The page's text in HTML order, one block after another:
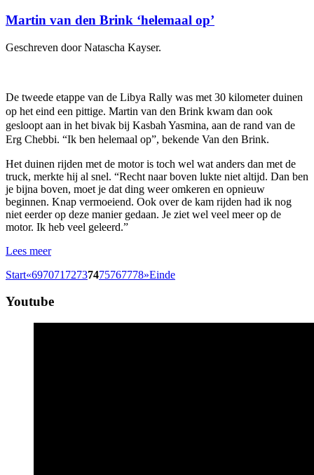
Martin van den Brink ‘helemaal op’
Geschreven door Natascha Kayser.
De tweede etappe van de Libya Rally was met 30 kilometer duinen
op het eind een pittige. Martin van den Brink kwam dan ook
gesloopt aan in het bivak bij Kasbah Yasmina, aan de rand van de
Erg Chebbi. “Ik ben helemaal op”, bekende Van den Brink.
Het duinen rijden met de motor is toch wel wat anders dan met de
truck, merkte hij al snel. “Recht naar boven lukte niet altijd. Dan ben
je bijna boven, moet je dat ding weer omkeren en opnieuw
beginnen. Knap vermoeiend. Ook over de kam rijden had ik nog
niet eerder op deze manier gedaan. Je ziet wel veel meer op de
motor. Ik heb veel geleerd.”
Lees meer
Start«697071 72737475767778»Einde
Youtube